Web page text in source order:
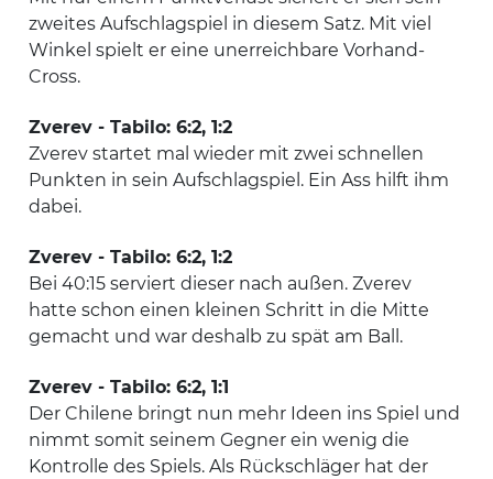
zweites Aufschlagspiel in diesem Satz. Mit viel
Winkel spielt er eine unerreichbare Vorhand-
Cross.
Zverev - Tabilo: 6:2, 1:2
Zverev startet mal wieder mit zwei schnellen
Punkten in sein Aufschlagspiel. Ein Ass hilft ihm
dabei.
Zverev - Tabilo: 6:2, 1:2
Bei 40:15 serviert dieser nach außen. Zverev
hatte schon einen kleinen Schritt in die Mitte
gemacht und war deshalb zu spät am Ball.
Zverev - Tabilo: 6:2, 1:1
Der Chilene bringt nun mehr Ideen ins Spiel und
nimmt somit seinem Gegner ein wenig die
Kontrolle des Spiels. Als Rückschläger hat der